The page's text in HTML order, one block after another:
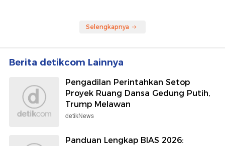
Selengkapnya
Berita detikcom Lainnya
Pengadilan Perintahkan Setop
Proyek Ruang Dansa Gedung Putih,
Trump Melawan
detikNews
Panduan Lengkap BIAS 2026: